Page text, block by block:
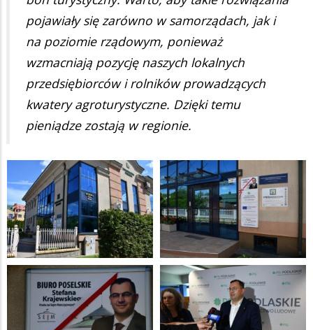
pojawiały się zarówno w samorządach, jak i
na poziomie rządowym, ponieważ
wzmacniają pozycję naszych lokalnych
przedsiębiorców i rolników prowadzących
kwatery agroturystyczne. Dzięki temu
pieniądze zostają w regionie.